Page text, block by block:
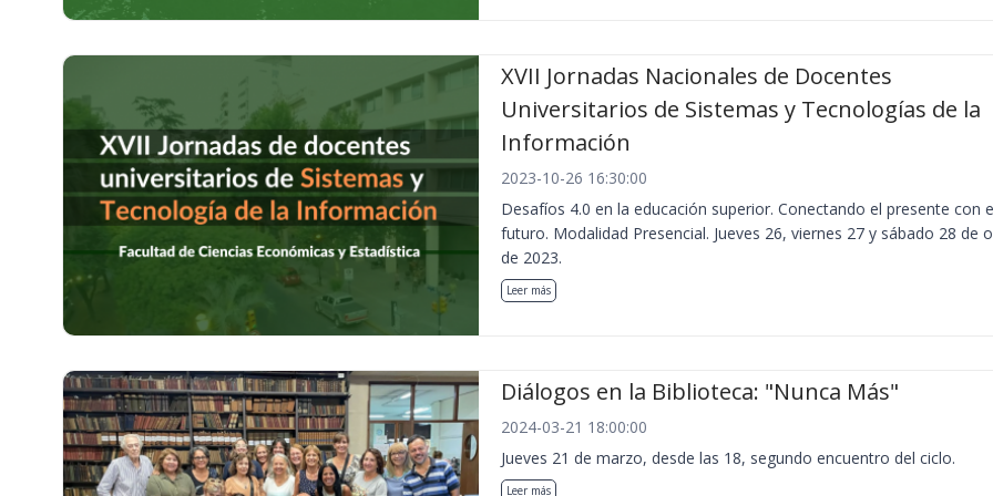
XVII Jornadas Nacionales de Docentes
Universitarios de Sistemas y Tecnologías de la
Información
2023-10-26 16:30:00
Desafíos 4.0 en la educación superior. Conectando el presente con
futuro. Modalidad Presencial. Jueves 26, viernes 27 y sábado 28 de
de 2023.
Leer más
Diálogos en la Biblioteca: "Nunca Más"
2024-03-21 18:00:00
Jueves 21 de marzo, desde las 18, segundo encuentro del ciclo.
Leer más